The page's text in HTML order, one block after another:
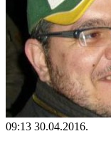
09:13 30.04.2016.